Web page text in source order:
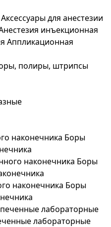
Аксессуары для анестезии
инъекционная
Аппликационная
полиры, штрипсы
Боры
Боры
Боры
лабораторные